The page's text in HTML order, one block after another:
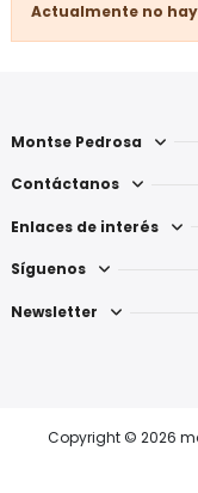
Actualmente no
Montse Pedrosa
Contáctanos
Enlaces de interés
Síguenos
Newsletter
Copyright © 2026